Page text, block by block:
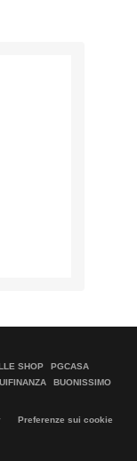
SHOP
PGCASA
BUONISSIMO
Preferenze sui cookie